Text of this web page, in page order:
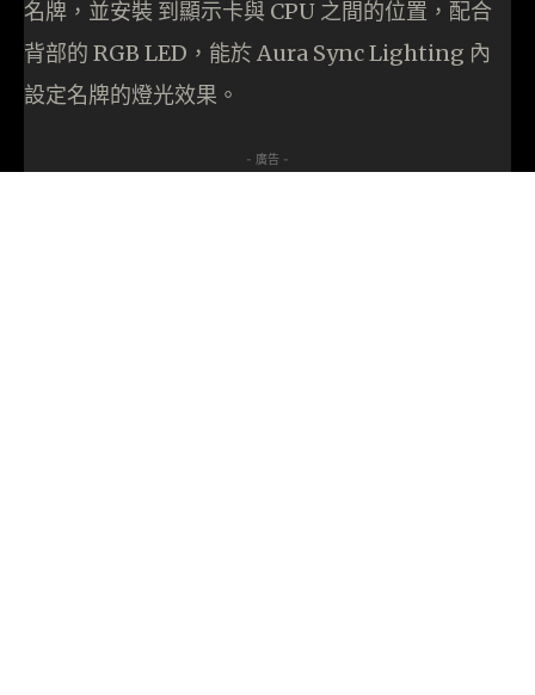
名牌，並安裝 到顯示卡與 CPU 之間的位置，配合
背部的 RGB LED，能於 Aura Sync Lighting 內
設定名牌的燈光效果。
- 廣告 -